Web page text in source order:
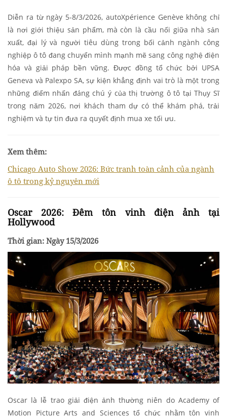
Diễn ra từ ngày 5-8/3/2026, autoXpérience Genève không chỉ
là nơi giới thiệu sản phẩm, mà còn là cầu nối giữa nhà sản
xuất, đại lý và người tiêu dùng trong bối cảnh ngành công
nghiệp ô tô đang chuyển mình mạnh mẽ sang công nghệ điện
hóa và giải pháp bền vững. Được đồng tổ chức bởi UPSA
Geneva và Palexpo SA, sự kiện khẳng định vai trò là một trong
những điểm nhấn đáng chú ý của thị trường ô tô tại Thụy Sĩ
trong năm 2026, nơi khách tham dự có thể khám phá, trải
nghiệm và tự tin đưa ra quyết định mua xe tối ưu.
Xem thêm:
Chicago Auto Show 2026: Bức tranh toàn cảnh của ngành
ô tô trong kỷ nguyên mới
Oscar 2026: Đêm tôn vinh điện ảnh tại
Hollywood
Thời gian: Ngày 15/3/2026
Oscar là lễ trao giải điện ảnh thường niên do Academy of
Motion Picture Arts and Sciences tổ chức nhằm tôn vinh